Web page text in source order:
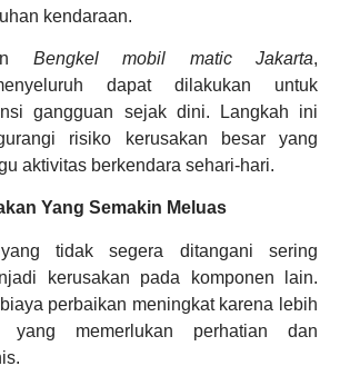
kendaraan.
Bengkel mobil matic Jakarta,
dapat dilakukan untuk
gangguan sejak dini. Langkah ini
risiko kerusakan besar yang
aktivitas berkendara sehari-hari.
Yang Semakin Meluas
tidak segera ditangani sering
kerusakan pada komponen lain.
perbaikan meningkat karena lebih
yang memerlukan perhatian dan